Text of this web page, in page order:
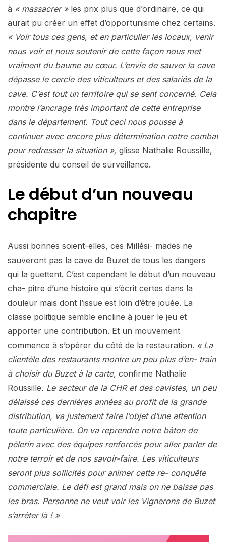
à « massacrer »les prix plus que d’ordinaire, ce qui
aurait pu créer un effet d’opportunisme chez certains.
« Voir tous ces gens, et en particulier les locaux, venir
nous voir et nous soutenir de cette façon nous met
vraiment du baume au cœur. L’envie de sauver la cave
dépasse le cercle des viticulteurs et des salariés de la
cave. C’est tout un territoire qui se sent concerné. Cela
montre l’ancrage très important de cette entreprise
dans le département. Tout ceci nous pousse à
continuer avec encore plus détermination notre combat
pour redresser la situation », glisse Nathalie Roussille,
présidente du conseil de surveillance.
Le début d’un nouveau
chapitre
Aussi bonnes soient-elles, ces Millési- mades ne
sauveront pas la cave de Buzet de tous les dangers
qui la guettent. C’est cependant le début d’un nouveau
cha- pitre d’une histoire qui s’écrit certes dans la
douleur mais dont l’issue est loin d’être jouée. La
classe politique semble encline à jouer le jeu et
apporter une contribution. Et un mouvement
commence à s’opérer du côté de la restauration. « La
clientèle des restaurants montre un peu plus d’en- train
à choisir du Buzet à la carte, confirme Nathalie
Roussille. Le secteur de la CHR et des cavistes, un peu
délaissé ces dernières années au profit de la grande
distribution, va justement faire l’objet d’une attention
toute particulière. On va reprendre notre bâton de
pèlerin avec des équipes renforcés pour aller parler de
notre terroir et de nos savoir-faire. Les viticulteurs
seront plus sollicités pour animer cette re- conquête
commerciale. Le défi est grand mais on ne baisse pas
les bras. Personne ne veut voir les Vignerons de Buzet
s’arrêter là ! »